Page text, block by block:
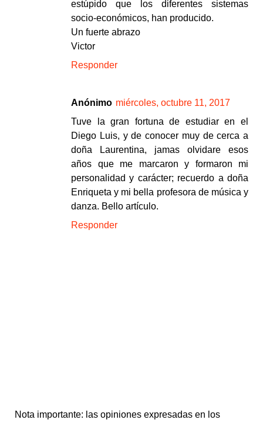
estúpido que los diferentes sistemas
socio-económicos, han producido.
Un fuerte abrazo
Victor
Responder
Anónimo miércoles, octubre 11, 2017
Tuve la gran fortuna de estudiar en el
Diego Luis, y de conocer muy de cerca a
doña Laurentina, jamas olvidare esos
años que me marcaron y formaron mi
personalidad y carácter; recuerdo a doña
Enriqueta y mi bella profesora de música y
danza. Bello artículo.
Responder
Nota importante: las opiniones expresadas en los